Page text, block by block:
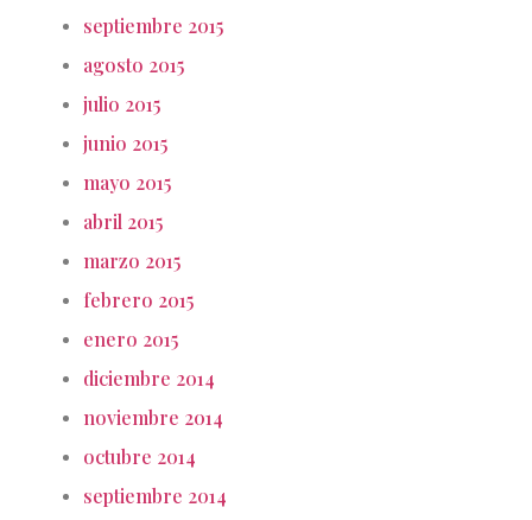
septiembre 2015
agosto 2015
julio 2015
junio 2015
mayo 2015
abril 2015
marzo 2015
febrero 2015
enero 2015
diciembre 2014
noviembre 2014
octubre 2014
septiembre 2014